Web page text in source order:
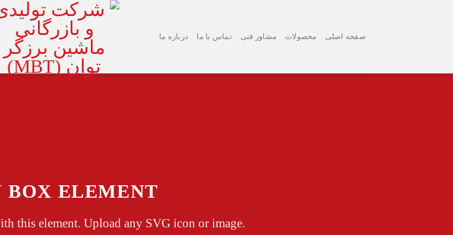
صفحه اصلی محصولات مشاور فنی تماس با ما درباره ما
BOX ELEMENT
this element. Upload any SVG icon or image.